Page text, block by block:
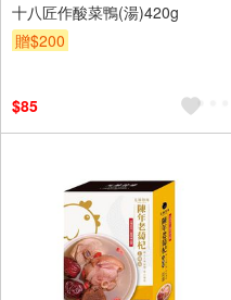
十八匠作酸菜鴨(湯)420g
贈$200
$85